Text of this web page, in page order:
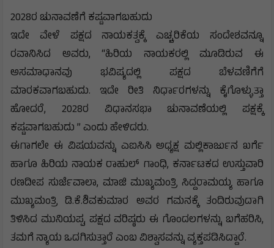
2028ರ ಚುನಾವಣೆಗೆ ಕಷ್ಟವಾಗಬಹುದು
ಇದೇ ವೇಳೆ ಪಕ್ಷದ ನಾಯಕತ್ವಕ್ಕೆ ಎಚ್ಚರಿಕೆಯ ಸಂದೇಶವನ್ನೂ
ರವಾನಿಸಿದ ಅವರು, “ಹಿರಿಯ ನಾಯಕರಲ್ಲಿ ಮೂಡಿರುವ ಈ
ಅಸಮಾಧಾನವು ಭವಿಷ್ಯದಲ್ಲಿ ಪಕ್ಷದ ಬೆಳವಣಿಗೆಗೆ
ಮಾರಕವಾಗಬಹುದು. ಇದೇ ರೀತಿ ನಿರ್ಧಾರಗಳನ್ನು ಕೈಗೊಳ್ಳುತ್ತಾ
ಹೋದರೆ, 2028ರ ವಿಧಾನಸಭಾ ಚುನಾವಣೆಯಲ್ಲಿ ಪಕ್ಷಕ್ಕೆ
ಕಷ್ಟವಾಗಬಹುದು ” ಎಂದು ಹೇಳಿದರು.
ಈಗಾಗಲೇ ಈ ವಿಷಯವನ್ನು ಎಐಸಿಸಿ ಅಧ್ಯಕ್ಷ ಮಲ್ಲಿಕಾರ್ಜುನ ಖರ್ಗೆ
ಹಾಗೂ ಹಿರಿಯ ನಾಯಕ ರಾಹುಲ್ ಗಾಂಧಿ, ಕರ್ನಾಟಕದ ಉಸ್ತುವಾರಿ
ರಣದೀಪ ಸುರ್ಜೆವಾಲಾ, ಮಾಜಿ ಮುಖ್ಯಮಂತ್ರಿ ಸಿದ್ದರಾಮಯ್ಯ ಹಾಗೂ
ಮುಖ್ಯಮಂತ್ರಿ ಡಿ.ಕೆ.ಶಿವಕುಮಾರ ಅವರ ಗಮನಕ್ಕೆ ತಂದಿರುವುದಾಗಿ
ತಿಳಿಸಿದ ಮುನಿಯಪ್ಪ, ಪಕ್ಷದ ವರಿಷ್ಠರು ಈ ಗೊಂದಲಗಳನ್ನು ಬಗೆಹರಿಸಿ,
ತಮಗೆ ನ್ಯಾಯ ಒದಗಿಸುತ್ತಾರೆ ಎಂಬ ವಿಶ್ವಾಸವನ್ನು ವ್ಯಕ್ತಪಡಿಸಿದ್ದಾರೆ.